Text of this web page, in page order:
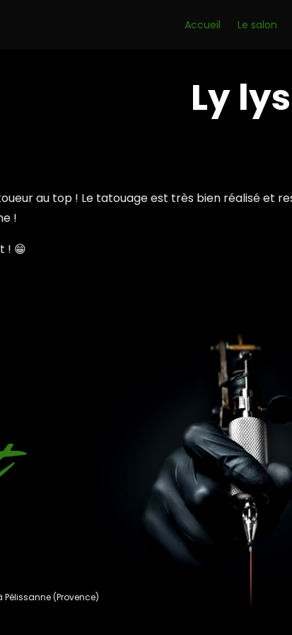
Accueil Le salon
Ly lys
au top ! Le tatouage est très bien réalisé et
!
! 😁
(Provence)